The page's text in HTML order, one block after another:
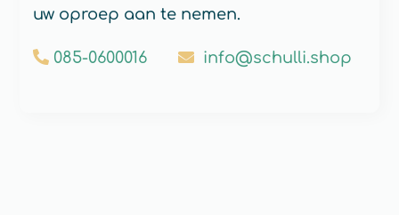
uw oproep aan te nemen.
085-0600016 info@schulli.shop